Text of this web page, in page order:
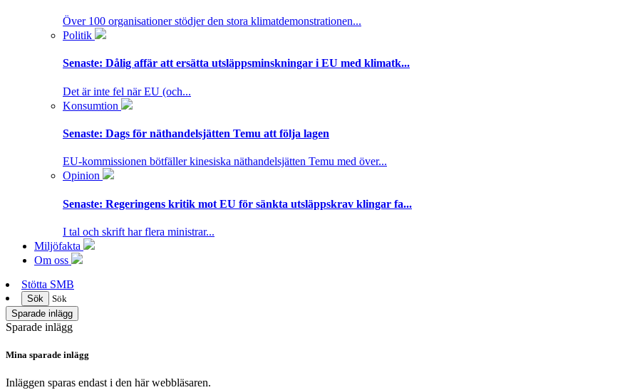
Över 100 organisationer stödjer den stora klimatdemonstrationen...
Politik
Senaste: Dålig affär att ersätta utsläppsminskningar i EU med klimatk...
Det är inte fel när EU (och...
Konsumtion
Senaste: Dags för näthandelsjätten Temu att följa lagen
EU-kommissionen bötfäller kinesiska näthandelsjätten Temu med över...
Opinion
Senaste: Regeringens kritik mot EU för sänkta utsläppskrav klingar fa...
I tal och skrift har flera ministrar...
Miljöfakta
Om oss
Stötta SMB
Sök
Sök
Sparade inlägg
Sparade inlägg
Mina sparade inlägg
Inläggen sparas endast i den här webbläsaren.